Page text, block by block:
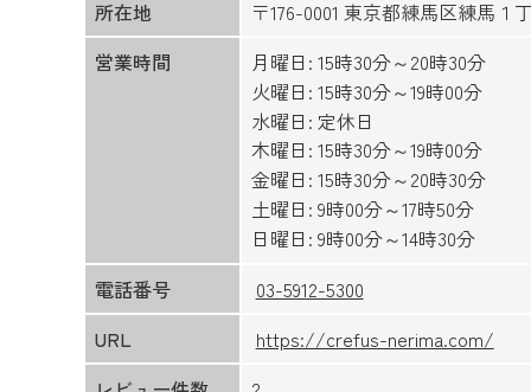
所在地
〒176-0001 東京都練馬区練馬
営業時間
月曜日: 15時30分～20時30分
火曜日: 15時30分～19時00分
水曜日: 定休日
木曜日: 15時30分～19時00分
金曜日: 15時30分～20時30分
土曜日: 9時00分～17時50分
日曜日: 9時00分～14時30分
電話番号
03-5912-5300
URL
https://crefus-nerima.com/